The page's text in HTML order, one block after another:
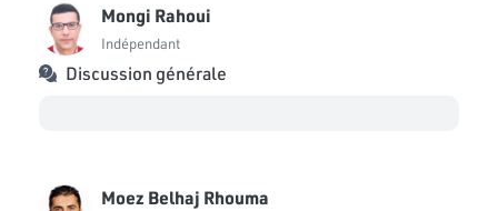
Mongi Rahoui
Indépendant
Discussion générale
Moez Belhaj Rhouma